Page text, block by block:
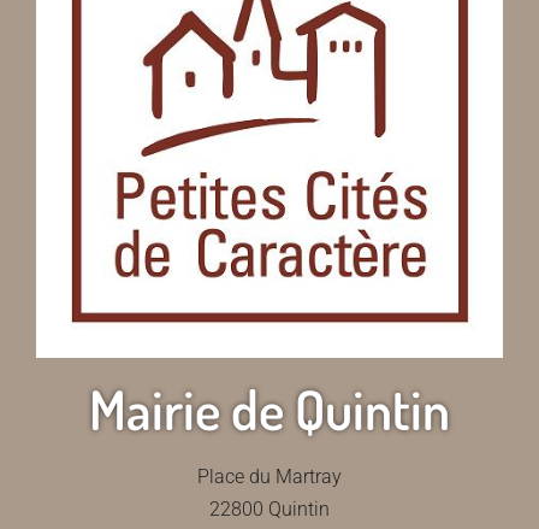
Mairie de Quintin
Place du Martray
22800 Quintin